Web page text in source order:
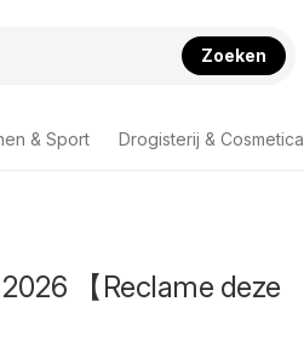
Zoeken
& Sport Drogisterij & Cosmetica
【Reclame deze